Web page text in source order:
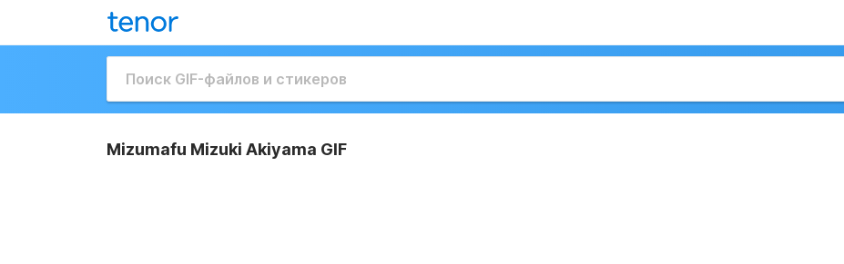
Mizumafu Mizuki Akiyama GIF